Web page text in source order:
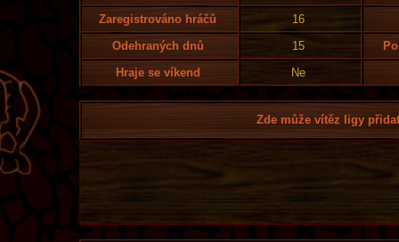
Zaregistrováno hráčů
16
Odehraných dnů
15
Hraje se víkend
Ne
Zde může vítěz ligy